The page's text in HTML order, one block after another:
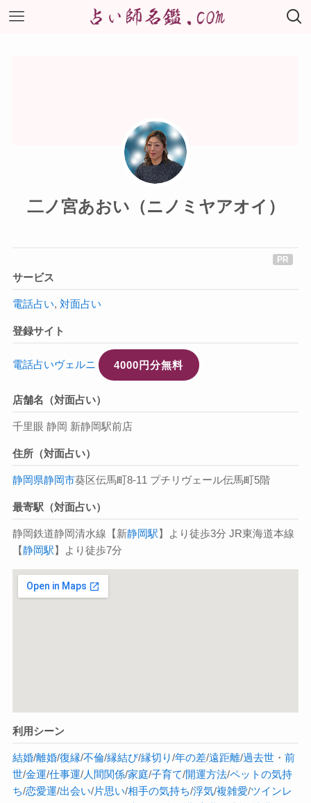
二ノ宮あおい（ニノミヤアオイ）
サービス
電話占い, 対面占い
登録サイト
電話占いヴェルニ 4000円分無料
店舗名（対面占い）
千里眼 静岡 新静岡駅前店
住所（対面占い）
静岡県静岡市葵区伝馬町8-11 プチリヴェール伝馬町5階
最寄駅（対面占い）
静岡鉄道静岡清水線【新静岡駅】より徒歩3分 JR東海道本線
【静岡駅】より徒歩7分
利用シーン
結婚/離婚/復縁/不倫/縁結び/縁切り/年の差/遠距離/過去世・ 前
世/金運/仕事運/人間関係/家庭/子育て/開運方法/ペットの気持
ち/恋愛運/出会い/片思い/相手の気持ち/浮気/複雑愛/ツインレ